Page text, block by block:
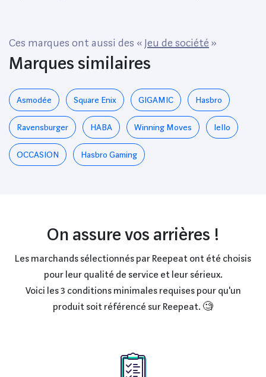
Ces marques ont aussi des « Jeu de société »
Marques similaires
Asmodée ‎Square Enix GIGAMIC Hasbro
Ravensburger HABA Winning Moves Iello
OCCASION Hasbro Gaming
On assure vos arrières !
Les marchands sélectionnés par Reepeat ont été choisis
pour leur qualité de service et leur sérieux.
Voici les 3 conditions minimales requises pour qu'un
produit soit référencé sur Reepeat. 🧐